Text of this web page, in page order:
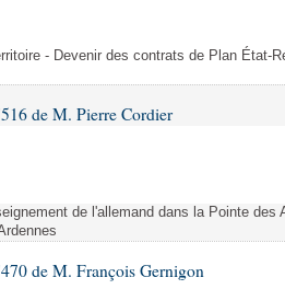
- Devenir des contrats de Plan État-
de M. Pierre Cordier
de l'allemand dans la Pointe des
de M. François Gernigon